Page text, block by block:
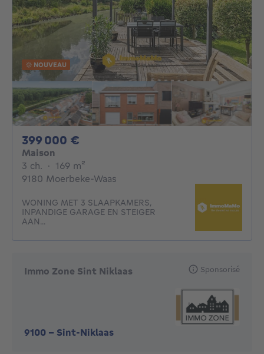
NOUVEAU
399 000 €
Maison
3 ch. 3 chambres
· 169 m²
9180 Moerbeke-Waas
WONING MET 3 SLAAPKAMERS,
INPANDIGE GARAGE EN STEIGER
AAN...
Immo Zone Sint Niklaas
9100 - Sint-Niklaas
Sponsorisé